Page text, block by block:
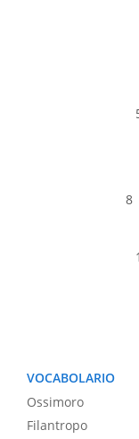
VOCABOLARIO
Ossimoro
Filantropo